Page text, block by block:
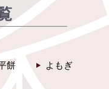
餅 よもぎ